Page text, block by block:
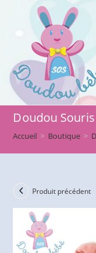
Doudou
Accueil > Boutique >
Produit précédent